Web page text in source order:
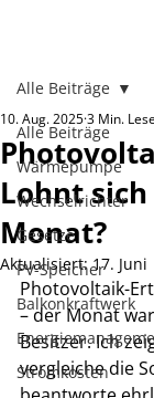
Alle Beiträge
Wärmepumpe
Wechselrichter
Gesetze
PV-Speicher
Balkonkraftwerk
Stromkosten
Alle Beiträge
Lohnt
Monat?
10. Aug. 20253 Min.
Aktualisiert:17. Juni
Photovoltaik-
– der Monat
Besitzer. Ich
vergleiche die